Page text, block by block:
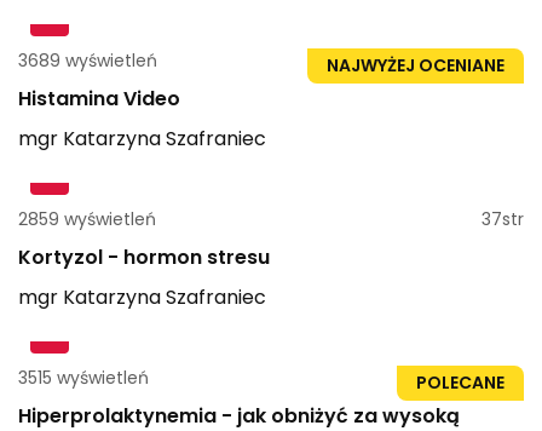
NAJWYŻEJ OCENIANE
3689 wyświetleń 1h 51min
Histamina Video
mgr KatarzynaSzafraniec
2859 wyświetleń 37str
Kortyzol - hormon stresu
mgr KatarzynaSzafraniec
POLECANE
3515 wyświetleń 1h 14min
Hiperprolaktynemia - jak obniżyć za wysoką